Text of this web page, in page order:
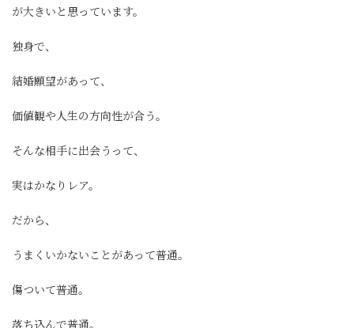
が大きいと思っています。
独身で、
結婚願望があって、
価値観や人生の方向性が合う。
そんな相手に出会うって、
実はかなりレア。
だから、
うまくいかないことがあって普通。
傷ついて普通。
落ち込んで普通。